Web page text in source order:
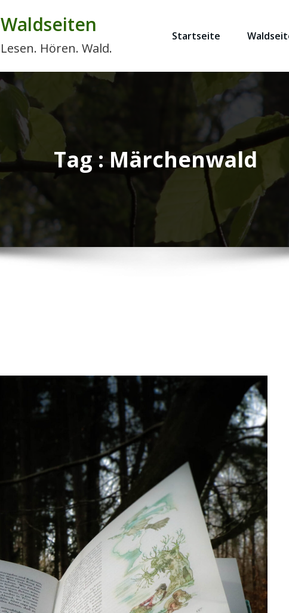
Waldseiten
Lesen. Hören. Wald.
Startseite
Tag : Märchenwald